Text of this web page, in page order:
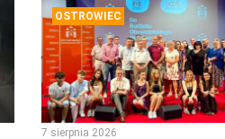
OSTROWIEC
7 sierpnia 2026